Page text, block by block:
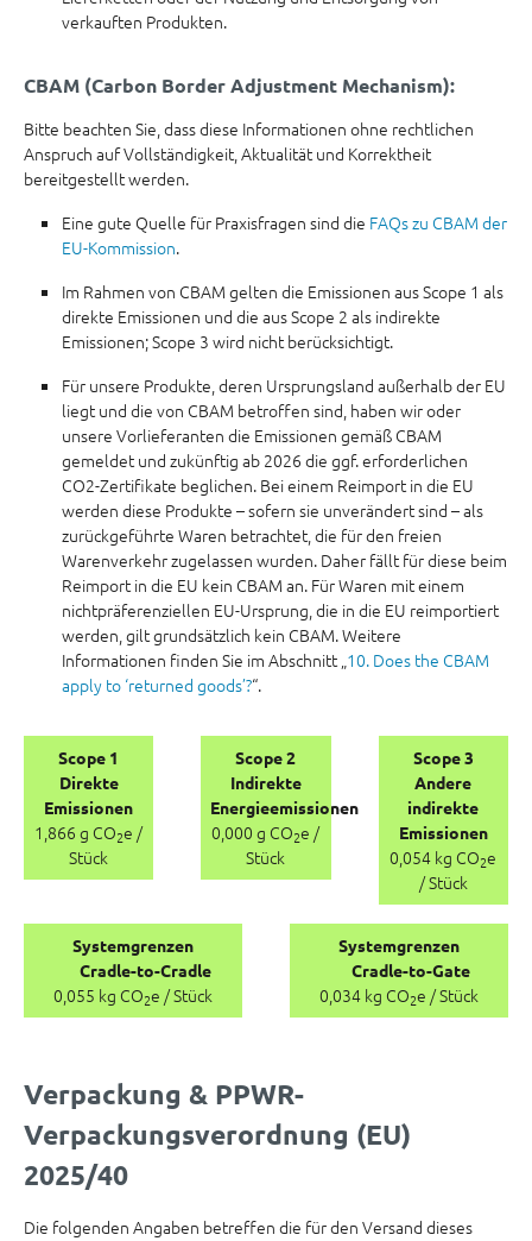
verkauften Produkten.
CBAM (Carbon Border Adjustment Mechanism):
Bitte beachten Sie, dass diese Informationen ohne rechtlichen
Anspruch auf Vollständigkeit, Aktualität und Korrektheit
bereitgestellt werden.
Eine gute Quelle für Praxisfragen sind die FAQs zu CBAM der
EU-Kommission.
Im Rahmen von CBAM gelten die Emissionen aus Scope 1 als
direkte Emissionen und die aus Scope 2 als indirekte
Emissionen; Scope 3 wird nicht berücksichtigt.
Für unsere Produkte, deren Ursprungsland außerhalb der EU
liegt und die von CBAM betroffen sind, haben wir oder
unsere Vorlieferanten die Emissionen gemäß CBAM
gemeldet und zukünftig ab 2026 die ggf. erforderlichen
CO2-Zertifikate beglichen. Bei einem Reimport in die EU
werden diese Produkte – sofern sie unverändert sind – als
zurückgeführte Waren betrachtet, die für den freien
Warenverkehr zugelassen wurden. Daher fällt für diese beim
Reimport in die EU kein CBAM an. Für Waren mit einem
nichtpräferenziellen EU-Ursprung, die in die EU reimportiert
werden, gilt grundsätzlich kein CBAM. Weitere
Informationen finden Sie im Abschnitt „10. Does the CBAM
apply to ‘returned goods’?“.
Scope 1
Direkte
Emissionen
1,866 g CO2e /
Stück
Scope 2
Indirekte
Energieemissionen
0,000 g CO2e /
Stück
Scope 3
Andere
indirekte
Emissionen
0,054 kg CO2e
/ Stück
Systemgrenzen
Cradle-to-Cradle
0,055 kg CO2e / Stück
Systemgrenzen
Cradle-to-Gate
0,034 kg CO2e / Stück
Verpackung & PPWR-
Verpackungsverordnung (EU)
2025/40
Die folgenden Angaben betreffen die für den Versand dieses